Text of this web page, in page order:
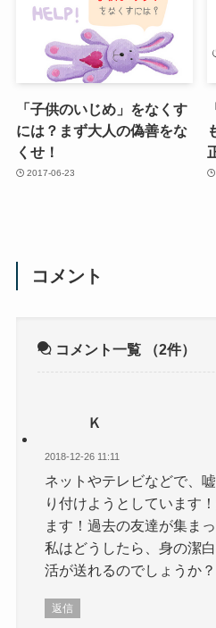
「子供のいじめ」をなくす
には？まず大人の偽善をな
くせ！
2017-06-23
コメント
コメント一覧 （2件）
Ｋ
2018-12-26 11:11
ネットやテレビなどで、
り付けようとしています
ます！過去の友達が集ま
私はどうしたら、身の潔
活が送れるのでしょうか？
返信